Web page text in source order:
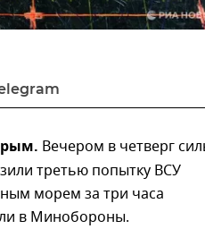
Вечером в четверг
третью попытку ВСУ
морем за три часа
в Минобороны.